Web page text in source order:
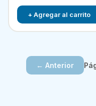
+ Agregar al carrito
← Anterior